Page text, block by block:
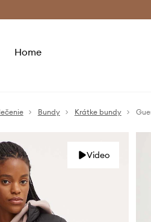
Home
Bundy Krátke bundy
Video